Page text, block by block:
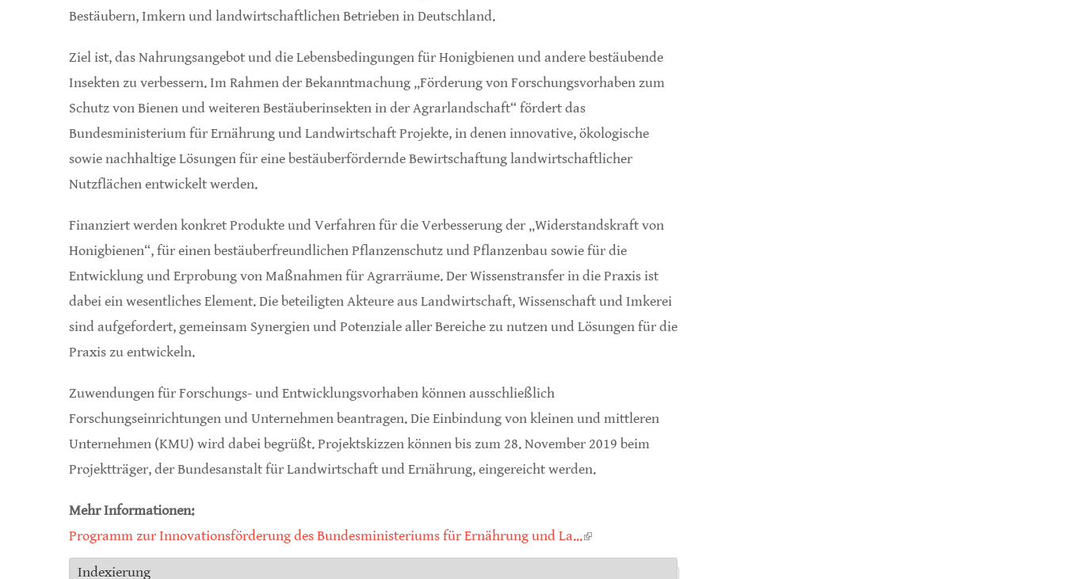
Bestäubern, Imkern und landwirtschaftlichen Betrieben in Deutschland.
Ziel ist, das Nahrungsangebot und die Lebensbedingungen für Honigbienen und andere bestäubende
Insekten zu verbessern. Im Rahmen der Bekanntmachung „Förderung von Forschungsvorhaben zum
Schutz von Bienen und weiteren Bestäuberinsekten in der Agrarlandschaft“ fördert das
Bundesministerium für Ernährung und Landwirtschaft Projekte, in denen innovative, ökologische
sowie nachhaltige Lösungen für eine bestäuberfördernde Bewirtschaftung landwirtschaftlicher
Nutzflächen entwickelt werden.
Finanziert werden konkret Produkte und Verfahren für die Verbesserung der „Widerstandskraft von
Honigbienen“, für einen bestäuberfreundlichen Pflanzenschutz und Pflanzenbau sowie für die
Entwicklung und Erprobung von Maßnahmen für Agrarräume. Der Wissenstransfer in die Praxis ist
dabei ein wesentliches Element. Die beteiligten Akteure aus Landwirtschaft, Wissenschaft und Imkerei
sind aufgefordert, gemeinsam Synergien und Potenziale aller Bereiche zu nutzen und Lösungen für die
Praxis zu entwickeln.
Zuwendungen für Forschungs- und Entwicklungsvorhaben können ausschließlich
Forschungseinrichtungen und Unternehmen beantragen. Die Einbindung von kleinen und mittleren
Unternehmen (KMU) wird dabei begrüßt. Projektskizzen können bis zum 28. November 2019 beim
Projektträger, der Bundesanstalt für Landwirtschaft und Ernährung, eingereicht werden.
Mehr Informationen:
Programm zur Innovationsförderung des Bundesministeriums für Ernährung und La...(link is external)
Indexierung